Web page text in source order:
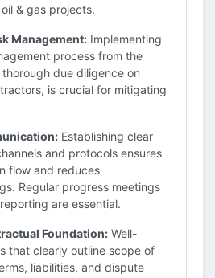
& gas projects.
Management: Implementing
process from the
due diligence on
is crucial for mitigating
Establishing clear
and protocols ensures
flow and reduces
Regular progress meetings
are essential.
Foundation: Well-
that clearly outline scope of
liabilities, and dispute